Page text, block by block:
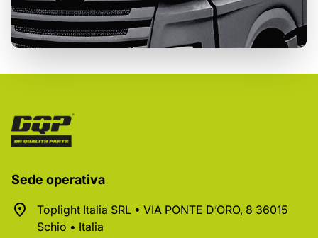
Sede operativa
Toplight Italia SRL • VIA PONTE D’ORO, 8 36015
Schio • Italia